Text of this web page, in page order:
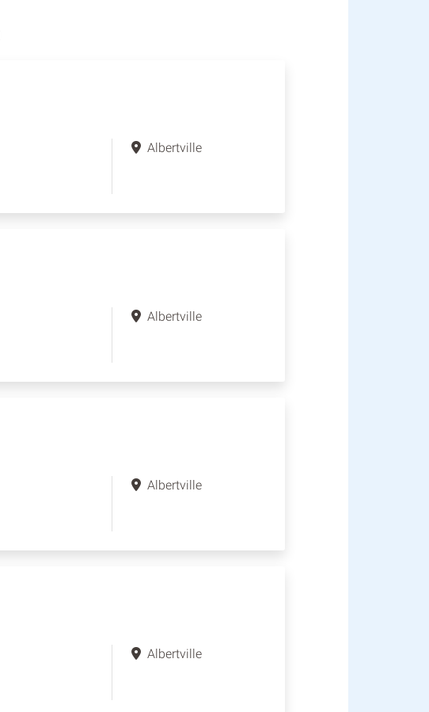
Albertville
Albertville
Albertville
Albertville